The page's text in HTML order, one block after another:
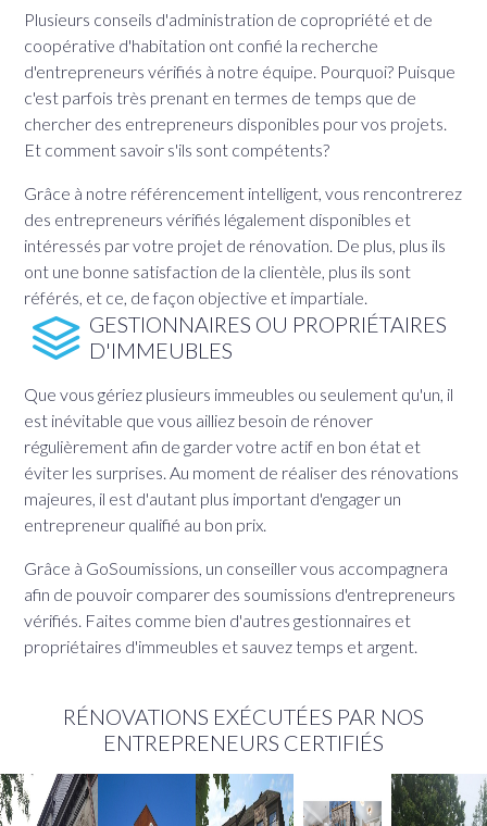
Plusieurs conseils d'administration de copropriété et de
coopérative d'habitation ont confié la recherche
d'entrepreneurs vérifiés à notre équipe. Pourquoi? Puisque
c'est parfois très prenant en termes de temps que de
chercher des entrepreneurs disponibles pour vos projets.
Et comment savoir s'ils sont compétents?
Grâce à notre référencement intelligent, vous rencontrerez
des entrepreneurs vérifiés légalement disponibles et
intéressés par votre projet de rénovation. De plus, plus ils
ont une bonne satisfaction de la clientèle, plus ils sont
référés, et ce, de façon objective et impartiale.
GESTIONNAIRES OU PROPRIÉTAIRES
D'IMMEUBLES
Que vous gériez plusieurs immeubles ou seulement qu'un, il
est inévitable que vous ailliez besoin de rénover
régulièrement afin de garder votre actif en bon état et
éviter les surprises. Au moment de réaliser des rénovations
majeures, il est d'autant plus important d'engager un
entrepreneur qualifié au bon prix.
Grâce à GoSoumissions, un conseiller vous accompagnera
afin de pouvoir comparer des soumissions d'entrepreneurs
vérifiés. Faites comme bien d'autres gestionnaires et
propriétaires d'immeubles et sauvez temps et argent.
RÉNOVATIONS EXÉCUTÉES PAR NOS
ENTREPRENEURS CERTIFIÉS